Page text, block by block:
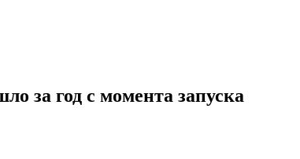
за год с момента запуска